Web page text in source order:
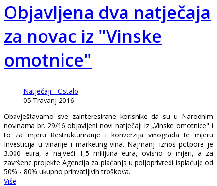
Objavljena dva natječaja
za novac iz "Vinske
omotnice"
Natječaji - Ostalo
05 Travanj 2016
Obavještavamo sve zainteresirane korisnike da su u Narodnim
novinama br. 29/16 objavljeni novi natječaji iz „Vinske omotnice" i
to za mjeru Restrukturiranje i konverzija vinograda te mjeru
Investicija u vinarije i marketing vina. Najmanji iznos potpore je
3.000 eura, a najveći 1,5 milijuna eura, ovisno o mjeri, a za
završene projekte Agencija za plaćanja u poljoprivredi isplaćuje od
50% - 80% ukupno prihvatljivih troškova.
Više